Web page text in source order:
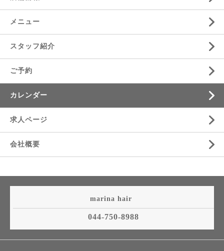
メニュー
スタッフ紹介
ご予約
カレンダー
求人ページ
会社概要
marina hair
044-750-8988